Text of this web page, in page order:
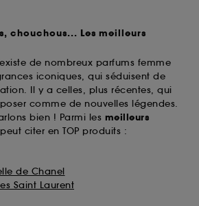
chouchous... Les meilleurs
de nombreux parfums femme
iconiques, qui séduisent de
Il y a celles, plus récentes, qui
comme de nouvelles légendes.
bien ! Parmi les meilleurs
citer en TOP produits :
de Chanel
Saint Laurent